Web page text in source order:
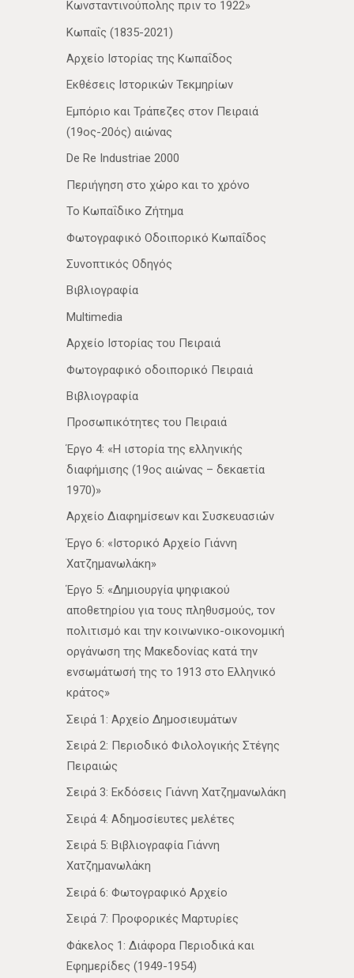
Κωνσταντινούπολης πριν το 1922»
Κωπαΐς (1835-2021)
Αρχείο Ιστορίας της Κωπαΐδος
Εκθέσεις Ιστορικών Τεκμηρίων
Εμπόριο και Τράπεζες στον Πειραιά
(19ος-20ός) αιώνας
De Re Industriae 2000
Περιήγηση στο χώρο και το χρόνο
Το Κωπαΐδικο Ζήτημα
Φωτογραφικό Οδοιπορικό Κωπαΐδος
Συνοπτικός Οδηγός
Βιβλιογραφία
Multimedia
Αρχείο Ιστορίας του Πειραιά
Φωτογραφικό οδοιπορικό Πειραιά
Βιβλιογραφία
Προσωπικότητες του Πειραιά
Έργο 4: «Η ιστορία της ελληνικής
διαφήμισης (19ος αιώνας – δεκαετία
1970)»
Αρχείο Διαφημίσεων και Συσκευασιών
Έργο 6: «Ιστορικό Αρχείο Γιάννη
Χατζημανωλάκη»
Έργο 5: «Δημιουργία ψηφιακού
αποθετηρίου για τους πληθυσμούς, τον
πολιτισμό και την κοινωνικο-οικονομική
οργάνωση της Μακεδονίας κατά την
ενσωμάτωσή της το 1913 στο Ελληνικό
κράτος»
Σειρά 1: Αρχείο Δημοσιευμάτων
Σειρά 2: Περιοδικό Φιλολογικής Στέγης
Πειραιώς
Σειρά 3: Εκδόσεις Γιάννη Χατζημανωλάκη
Σειρά 4: Αδημοσίευτες μελέτες
Σειρά 5: Βιβλιογραφία Γιάννη
Χατζημανωλάκη
Σειρά 6: Φωτογραφικό Αρχείο
Σειρά 7: Προφορικές Μαρτυρίες
Φάκελος 1: Διάφορα Περιοδικά και
Εφημερίδες (1949-1954)